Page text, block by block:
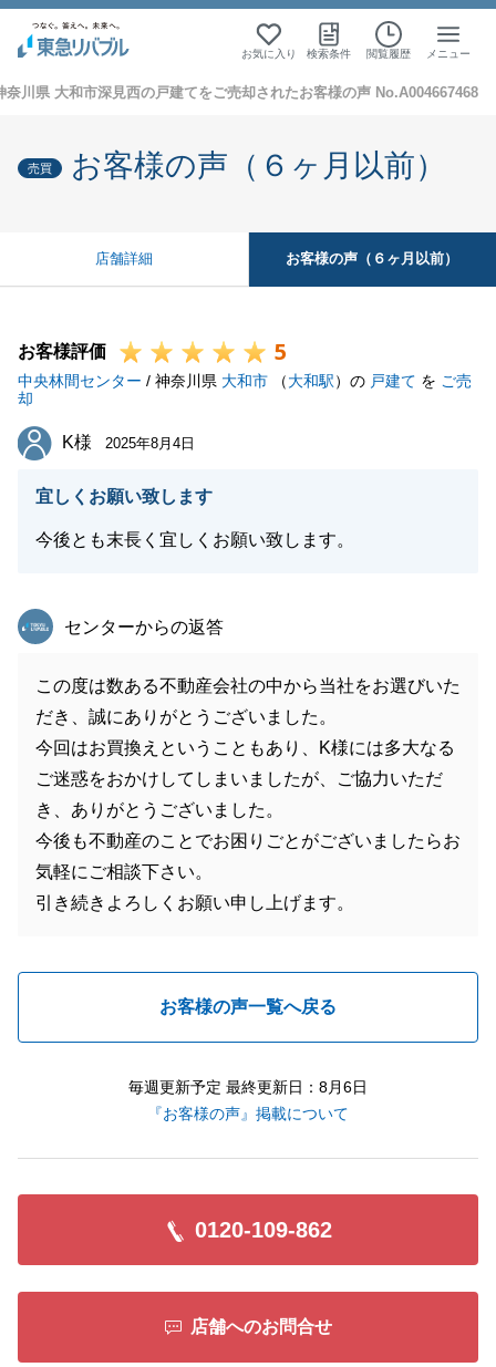
お気に入り 検索条件 閲覧履歴 メニュー
奈川県 大和市深見西の戸建てをご売却されたお客様の声 No.A004667468
売買 お客様の声（６ヶ月以前）
店舗詳細 お客様の声（６ヶ月以前）
お客様評価 5
中央林間センター / 神奈川県 大和市 （大和駅）の 戸建て を ご売
却
K様
K様 2025年8月4日
宜しくお願い致します
今後とも末長く宜しくお願い致します。
東急リバブル
センターからの返答
この度は数ある不動産会社の中から当社をお選びいた
だき、誠にありがとうございました。
今回はお買換えということもあり、K様には多大なる
ご迷惑をおかけしてしまいましたが、ご協力いただ
き、ありがとうございました。
今後も不動産のことでお困りごとがございましたらお
気軽にご相談下さい。
引き続きよろしくお願い申し上げます。
お客様の声一覧へ戻る
毎週更新予定 最終更新日：8月6日
『お客様の声』掲載について
0120-109-862
店舗へのお問合せ